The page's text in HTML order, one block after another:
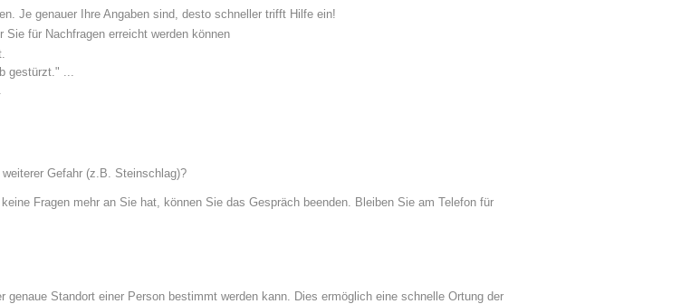
Je genauer Ihre Angaben sind, desto schneller trifft Hilfe ein!
Sie für Nachfragen erreicht werden können
gestürzt." ...
Gefahr (z.B. Steinschlag)?
Fragen mehr an Sie hat, können Sie das Gespräch beenden. Bleiben Sie am Telefon für
genaue Standort einer Person bestimmt werden kann. Dies ermöglich eine schnelle Ortung der